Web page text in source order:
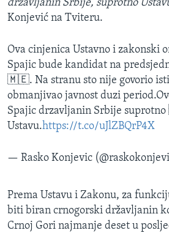
državljanin Srbije, suprotno
Konjević na Tviteru.
Ova cinjenica Ustavno i zakonski
Spajic bude kandidat na
🇲🇪. Na stranu sto nije govorio
obmanjivao javnost duzi
Spajic drzavljanin Srbije
Ustavu.https://t.co/uJlZBQrP4X
— Rasko Konjevic
Prema Ustavu i Zakonu, za
biti biran crnogorski državljanin
Crnoj Gori najmanje deset u